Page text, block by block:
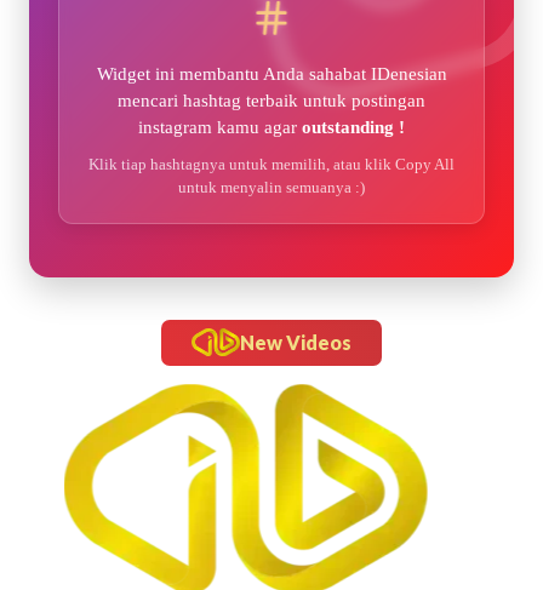
Widget ini membantu Anda sahabat IDenesian
mencari hashtag terbaik untuk postingan
instagram kamu agar outstanding !
Klik tiap hashtagnya untuk memilih, atau klik Copy All
untuk menyalin semuanya :)
New Videos